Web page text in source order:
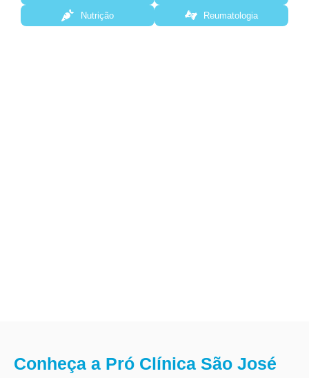
Nutrição Reumatologia
Conheça a Pró Clínica São José